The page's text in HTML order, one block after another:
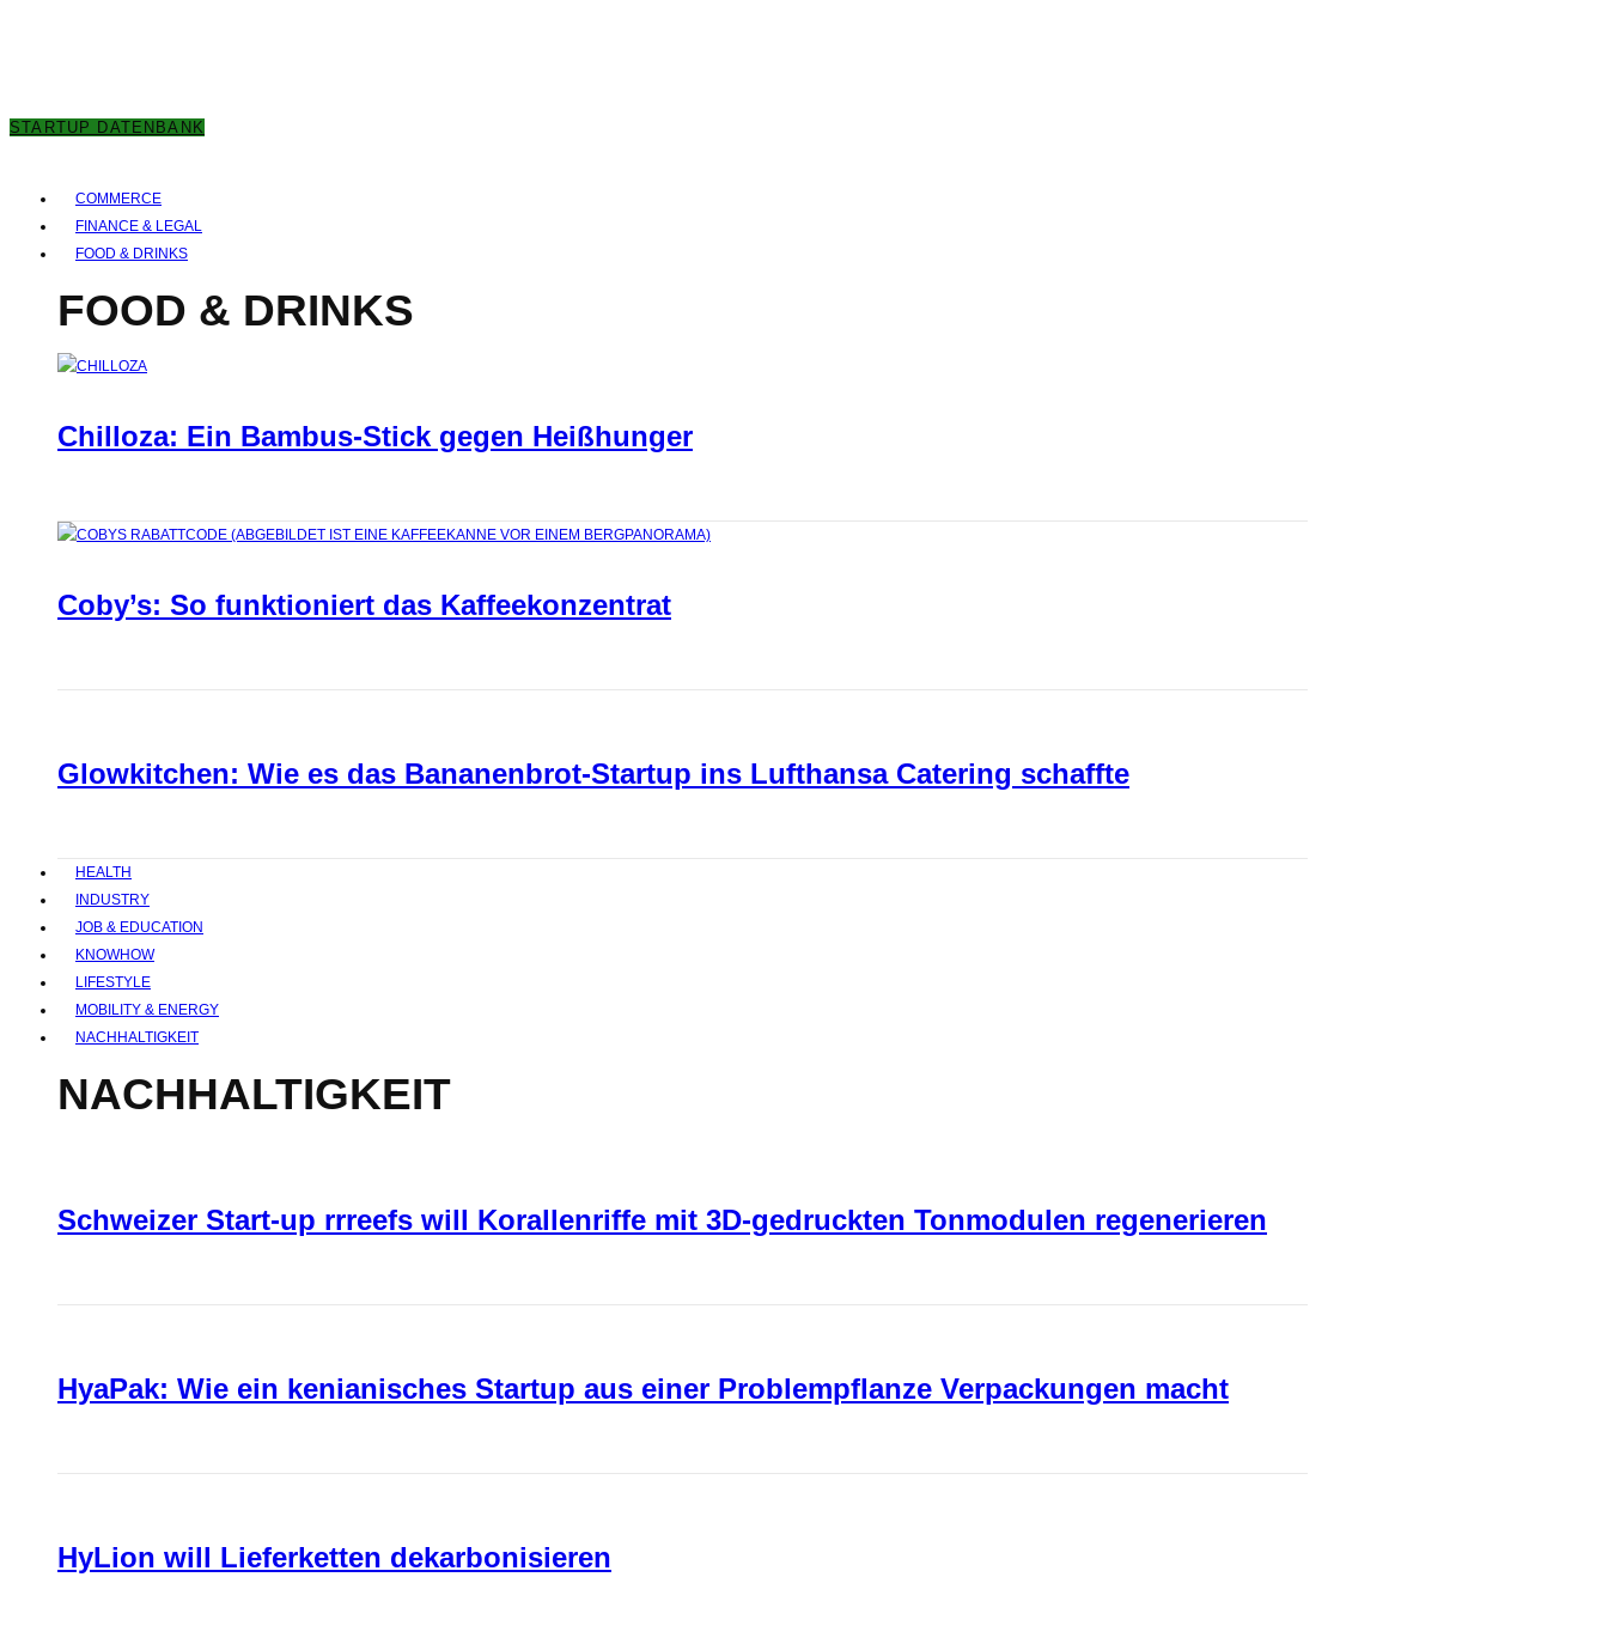
STARTUP DATENBANK
COMMERCE
FINANCE & LEGAL
FOOD & DRINKS
FOOD & DRINKS
Chilloza: Ein Bambus-Stick gegen Heißhunger
Coby’s: So funktioniert das Kaffeekonzentrat
Glowkitchen: Wie es das Bananenbrot-Startup ins Lufthansa Catering schaffte
HEALTH
INDUSTRY
JOB & EDUCATION
KNOWHOW
LIFESTYLE
MOBILITY & ENERGY
NACHHALTIGKEIT
NACHHALTIGKEIT
Schweizer Start-up rrreefs will Korallenriffe mit 3D-gedruckten Tonmodulen regenerieren
HyaPak: Wie ein kenianisches Startup aus einer Problempflanze Verpackungen macht
HyLion will Lieferketten dekarbonisieren